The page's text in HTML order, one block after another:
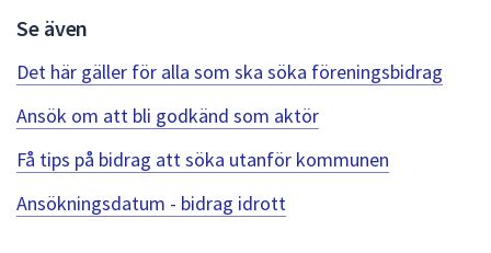
sökförslagen
att
Se även
Det här gäller för alla som ska söka föreningsbidrag
Ansök om att bli godkänd som aktör
Få tips på bidrag att söka utanför kommunen
Ansökningsdatum - bidrag idrott